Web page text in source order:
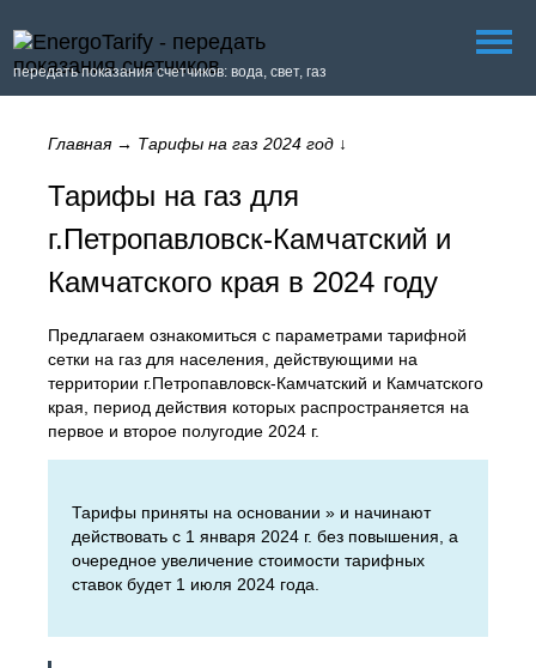
передать показания счетчиков: вода, свет, газ
Главная→ Тарифы на газ 2024 год ↓
Тарифы на газ для
г.Петропавловск-Камчатский и
Камчатского края в 2024 году
Предлагаем ознакомиться с параметрами тарифной
сетки на газ для населения, действующими на
территории г.Петропавловск-Камчатский и Камчатского
края, период действия которых распространяется на
первое и второе полугодие 2024 г.
Тарифы приняты на основании » и начинают
действовать с 1 января 2024 г. без повышения, а
очередное увеличение стоимости тарифных
ставок будет 1 июля 2024 года.